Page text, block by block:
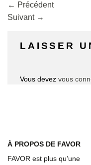
← Précédent
Suivant →
LAISSER
Vous devez vous
À PROPOS DE FAVOR
FAVOR est plus qu’une